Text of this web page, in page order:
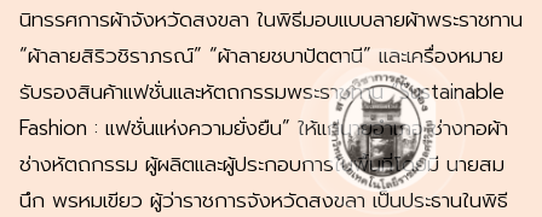
นิทรรศการผ้าจังหวัดสงขลา ในพิธีมอบแบบลายผ้าพระราชทาน
“ผ้าลายสิริวชิราภรณ์” “ผ้าลายชบาปัตตานี” และเครื่องหมาย
รับรองสินค้าแฟชั่นและหัตถกรรมพระราชทาน “Sustainable
Fashion : แฟชั่นแห่งความยั่งยืน” ให้แก่นายอำเภอ ช่างทอผ้า
ช่างหัตถกรรม ผู้ผลิตและผู้ประกอบการในพื้นที่โดยมี นายสม
นึก พรหมเขียว ผู้ว่าราชการจังหวัดสงขลา เป็นประธานในพิธี